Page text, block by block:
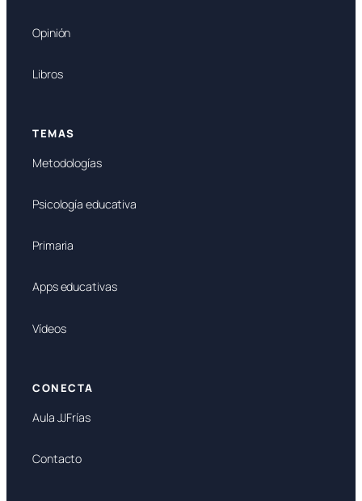
Opinión
Libros
TEMAS
Metodologías
Psicología educativa
Primaria
Apps educativas
Vídeos
CONECTA
Aula JJFrías
Contacto